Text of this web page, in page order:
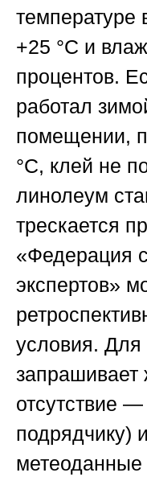
температуре
+25 °C и
процентов.
работал
помещении,
°C, клей не
линолеум
трескается
«Федерация
экспертов»
условия. Для
запрашивает
отсутствие
подрядчику)
метеоданные